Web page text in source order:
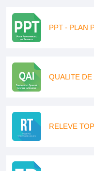
PPT - PLAN
QUALITE
RELEVE